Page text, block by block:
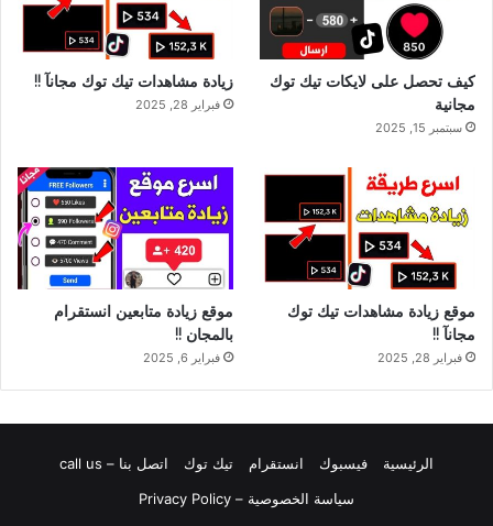
كيف تحصل على لايكات تيك توك
مجانية
سبتمبر 15, 2025
زيادة مشاهدات تيك توك مجانآ !!
فبراير 28, 2025
موقع زيادة مشاهدات تيك توك
مجانآ !!
فبراير 28, 2025
موقع زيادة متابعين انستقرام
بالمجان !!
فبراير 6, 2025
الرئيسية فيسبوك انستقرام تيك توك
اتصل بنا – call us
سياسة الخصوصية – Privacy Policy